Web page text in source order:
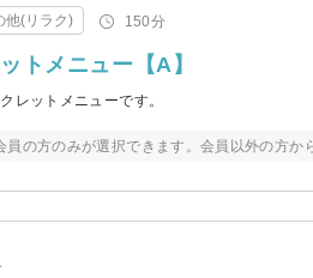
他(リラク) 150分
トメニュー【A】
レットメニューです。
の方のみが選択できます。会員以外の方か